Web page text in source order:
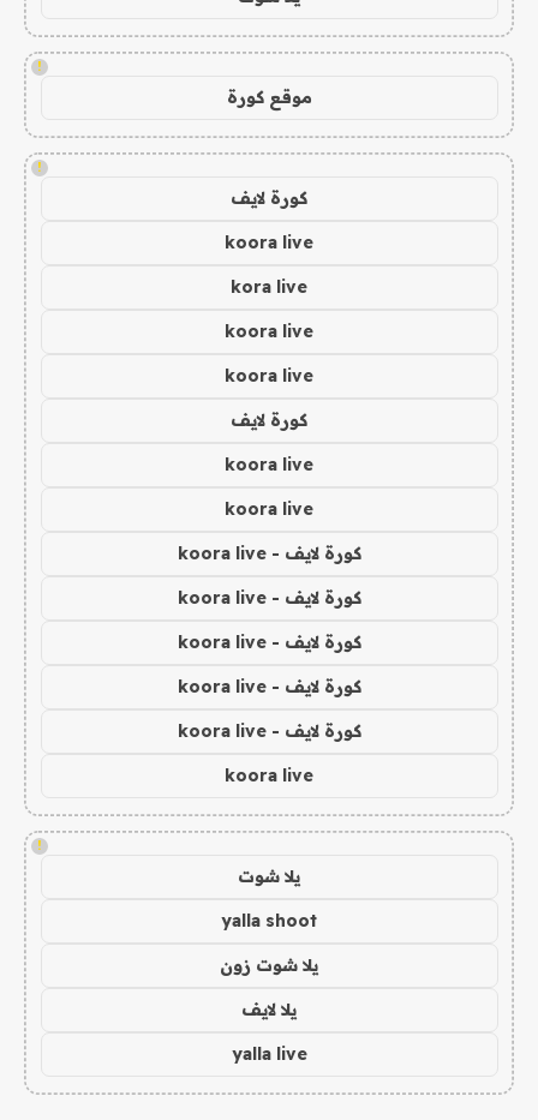
!
موقع كورة
!
كورة لايف
koora live
kora live
koora live
koora live
كورة لايف
koora live
koora live
كورة لايف - koora live
كورة لايف - koora live
كورة لايف - koora live
كورة لايف - koora live
كورة لايف - koora live
koora live
!
يلا شوت
yalla shoot
يلا شوت زون
يلا لايف
yalla live